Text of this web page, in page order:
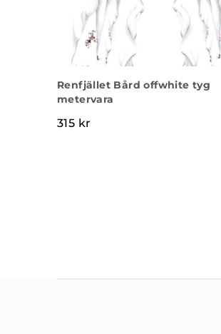
Renfjället Bård offwhite tyg
metervara
315 kr